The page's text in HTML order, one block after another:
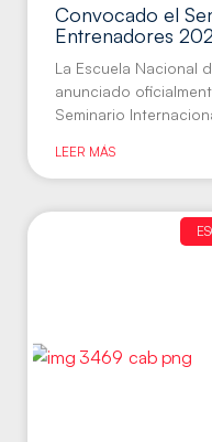
Convocado el
Entrenadores
La Escuela Nacional
anunciado
Seminario
LEER MÁS